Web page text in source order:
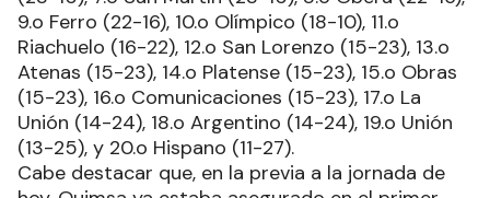
9.o Ferro (22-16), 10.o Olímpico (18-10), 11.o
Riachuelo (16-22), 12.o San Lorenzo (15-23), 13.o
Atenas (15-23), 14.o Platense (15-23), 15.o Obras
(15-23), 16.o Comunicaciones (15-23), 17.o La
Unión (14-24), 18.o Argentino (14-24), 19.o Unión
(13-25), y 20.o Hispano (11-27).
Cabe destacar que, en la previa a la jornada de